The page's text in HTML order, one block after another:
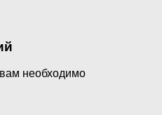
необходимо